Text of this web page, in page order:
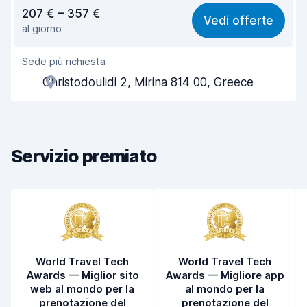
7,7
Facile da trovare 8,2
Gentilezza degli agenti
Rapidità del ritiro
Pulizia del veicolo
207 € – 357 €
al giorno
Vedi offerte
Sede più richiesta
Christodoulidi 2, Mirina 814 00, Greece
Servizio premiato
World Travel Tech
Awards — Miglior sito
web al mondo per la
prenotazione del
World Travel Tech
Awards — Migliore app
al mondo per la
prenotazione del